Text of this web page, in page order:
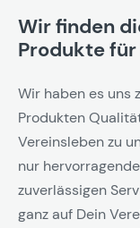
Wir finden
Produkte für
Wir haben es uns
Produkten
Vereinsleben zu
nur
zuverlässigen
ganz auf Dein